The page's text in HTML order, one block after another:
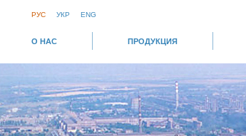
РУС УКР ENG
О НАС ПРОДУКЦИЯ